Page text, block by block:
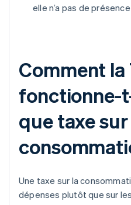
elle n’a pas de
Comment la
fonctionne-
que taxe
Une taxe sur la
dépenses plutôt que sur